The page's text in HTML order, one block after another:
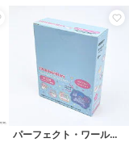
パーフェクト・ワールド・トーキョー